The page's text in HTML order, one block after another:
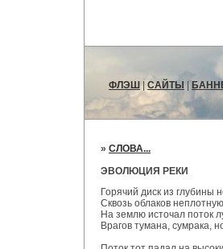
ФЛЭШ| САЙТЫ |
» СЛОВА...
ЭВОЛЮЦИЯ РЕКИ
Горячий диск из глубины
Сквозь облаков
На землю источал поток
Врагов тумана, сумрака,